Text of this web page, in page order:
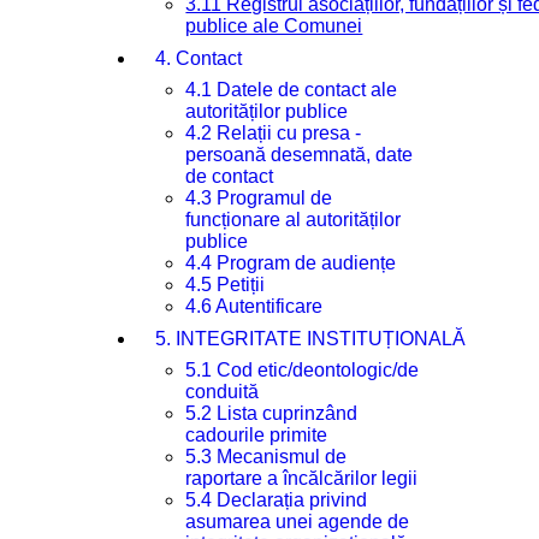
3.11 Registrul asociațiilor, fundațiilor și
publice ale Comunei
4. Contact
4.1 Datele de contact ale
autorităților publice
4.2 Relații cu presa -
persoană desemnată, date
de contact
4.3 Programul de
funcționare al autorităților
publice
4.4 Program de audiențe
4.5 Petiții
4.6 Autentificare
5. INTEGRITATE INSTITUȚIONALĂ
5.1 Cod etic/deontologic/de
conduită
5.2 Lista cuprinzând
cadourile primite
5.3 Mecanismul de
raportare a încălcărilor legii
5.4 Declarația privind
asumarea unei agende de